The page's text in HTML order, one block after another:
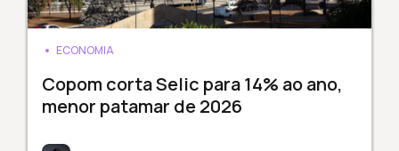
ECONOMIA
Copom corta Selic para 14% ao ano,
menor patamar de 2026